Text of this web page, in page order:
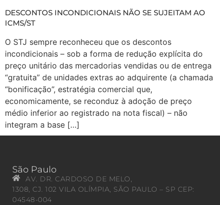
DESCONTOS INCONDICIONAIS NÃO SE SUJEITAM AO
ICMS/ST
O STJ sempre reconheceu que os descontos
incondicionais – sob a forma de redução explícita do
preço unitário das mercadorias vendidas ou de entrega
“gratuita” de unidades extras ao adquirente (a chamada
“bonificação”, estratégia comercial que,
economicamente, se reconduz à adoção de preço
médio inferior ao registrado na nota fiscal) – não
integram a base […]
São Paulo
AV. DR. CARDOSO DE MELO,
1308, CJ. 102 VILA OLÍMPIA, SÃO PAULO – SP CEP:
04548-004